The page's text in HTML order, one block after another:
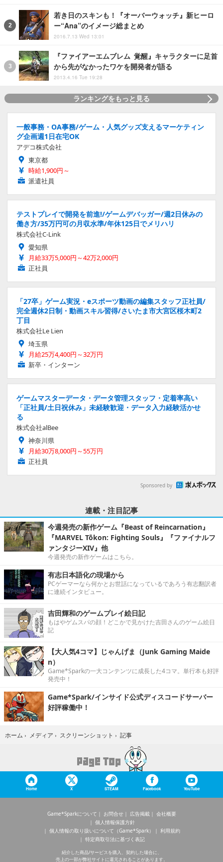
若き日のスキンも！『オーバーウォッチ』新ヒーロ
ー“Ana”のイメージ総まとめ
2016.7.13 Wed 13:01
『ファイアーエムブレム 覚醒』キャラクターに足首
から先がなかったワケを開発者が語る
2013.4.16 Tue 19:28
ランキングをもっと見る
一般事務・OA事務/ゲーム・人気グッズ支えるマーケティン
グ企画週1日在宅OK
アデコ株式会社
東京都
時給1,900円～
派遣社員
テストプレイで開発を前進!/ゲームデバッガー/週2日休みの
働き方/35万円可の月収水準/年休125日でメリハリ
株式会社C-Link
愛知県
月給33万5,000円～42万2,000円
正社員
「27卒」ゲーム実況・eスポーツ動画の編集スタッフ正社員/
完全週休2日制・動画スキル習得/さいたま市大宮区桜木町2
丁目
株式会社Le Lien
埼玉県
月給25万4,400円～32万円
新卒・インターン
ゲームマスターデータ・データ管理スタッフ・定着率高い
「正社員/土日祝休み」未経験歓迎・データ入力経験活かせ
る
株式会社alBee
神奈川県
月給30万8,000円～55万円
正社員
Sponsored by
連載・注目記事
今週発売の新作ゲーム『Beast of Reincarnation』
『MARVEL Tōkon: Fighting Souls』『ファイナルフ
ァンタジーXIV』他
今週発売の新作ゲームはこちら。
有志日本語化の現場から
PCゲーマーなら何かとお世話になっているであろう有志翻訳者
に連続インタビュー。
吉田輝和のゲームプレイ絵日記
もはやゲムスパの顔！どこかで見かけた吉田さんのゲーム絵日
記
【大人気4コマ】じゃんげま（Junk Gaming Maide
n）
Game*Sparkの一大コンテンツに成長した4コマ。単行本も好評
発売中！
Game*Spark/インサイド公式ディスコードサーバー
好評稼働中！
ホーム › メディア › スクリーンショット › 記事
Home X STEAM Facebook YouTube
Game*Sparkについて お問合せ 広告掲載
会社概要
個人情報保護方針
個人情報の取り扱いについて（Game*Spark）
利用規約
特定商取引法に基づく表記
紹介した商品/サービスを購入、契約した場合に、
売上の一部が弊社サイトに還元されることがあります。